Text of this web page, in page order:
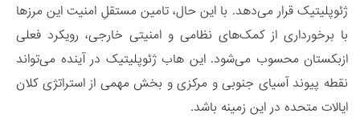
ژئوپلیتیک قرار می‌دهد. با این حال، تامین مستقلِ امنیت این مرزها
با برخورداری از کمک‌های نظامی و امنیتی خارجی، رویکرد فعلی
ازبکستان محسوب می‌شود. این هاب ژئوپلیتیک در آینده می‌تواند
نقطه پیوند آسیای جنوبی و مرکزی و بخش مهمی از استراتژی کلان
ایالات متحده در این زمینه باشد.